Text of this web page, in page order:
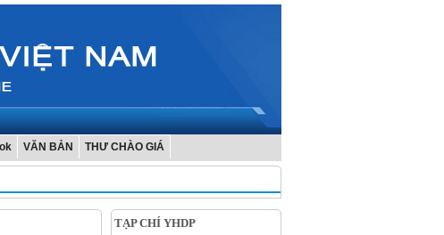
VĂN BẢN THƯ CHÀO GIÁ
TẠP CHÍ YHDP